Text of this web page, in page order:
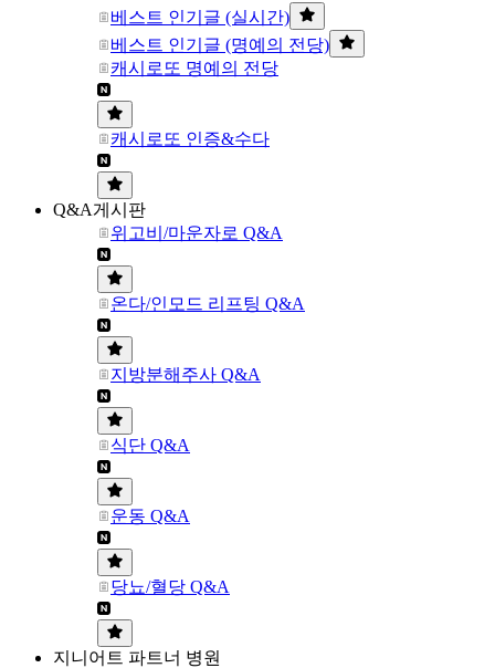
베스트 인기글 (실시간)
베스트 인기글 (명예의 전당)
캐시로또 명예의 전당
캐시로또 인증&수다
Q&A게시판
위고비/마운자로 Q&A
온다/인모드 리프팅 Q&A
지방분해주사 Q&A
식단 Q&A
운동 Q&A
당뇨/혈당 Q&A
지니어트 파트너 병원